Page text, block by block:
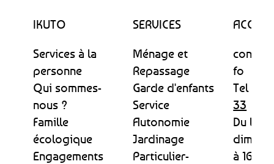
IKUTO
Services à la
personne
Qui sommes-
nous ?
Famille
écologique
Engagements
SERVICES
Ménage et
Repassage
Garde d'enfants
Service
Autonomie
Jardinage
Particulier-
fo
Tel :
33
Du
à 16h